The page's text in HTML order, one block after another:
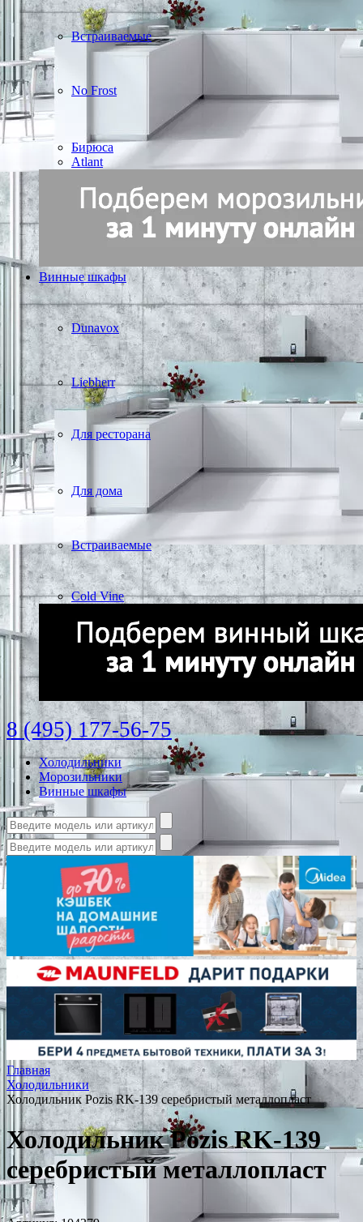
Встраиваемые
No Frost
Бирюса
Atlant
Винные шкафы
Dunavox
Liebherr
Для ресторана
Для дома
Встраиваемые
Cold Vine
8 (495) 177-56-75
Холодильники
Морозильники
Винные шкафы
Главная
Холодильники
Холодильник Pozis RK-139 серебристый металлопласт
Холодильник Pozis RK-139
серебристый металлопласт